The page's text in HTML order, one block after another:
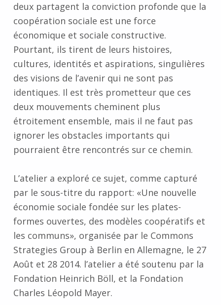
deux partagent la conviction profonde que la
coopération sociale est une force
économique et sociale constructive.
Pourtant, ils tirent de leurs histoires,
cultures, identités et aspirations, singulières
des visions de l’avenir qui ne sont pas
identiques. Il est très prometteur que ces
deux mouvements cheminent plus
étroitement ensemble, mais il ne faut pas
ignorer les obstacles importants qui
pourraient être rencontrés sur ce chemin.
L’atelier a exploré ce sujet, comme capturé
par le sous-titre du rapport: «Une nouvelle
économie sociale fondée sur les plates-
formes ouvertes, des modèles coopératifs et
les communs», organisée par le Commons
Strategies Group à Berlin en Allemagne, le 27
Août et 28 2014. l’atelier a été soutenu par la
Fondation Heinrich Böll, et la Fondation
Charles Léopold Mayer.